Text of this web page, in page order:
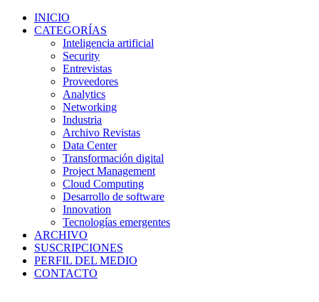
INICIO
CATEGORÍAS
Inteligencia artificial
Security
Entrevistas
Proveedores
Analytics
Networking
Industria
Archivo Revistas
Data Center
Transformación digital
Project Management
Cloud Computing
Desarrollo de software
Innovation
Tecnologías emergentes
ARCHIVO
SUSCRIPCIONES
PERFIL DEL MEDIO
CONTACTO